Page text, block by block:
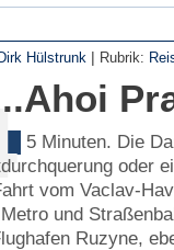
Dirk Hülstrunk | Rubrik:
5 Minuten. Die
oder
vom Vaclav-
und
Ruzyne,